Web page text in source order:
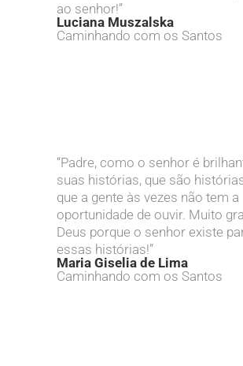
ao senhor!”
Luciana Muszalska
Caminhando com os Santos
“Padre, como o senhor é
suas histórias, que são
que a gente às vezes não tem a
oportunidade de ouvir. Muito
Deus porque o senhor existe
essas histórias!”
Maria Giselia de Lima
Caminhando com os Santos